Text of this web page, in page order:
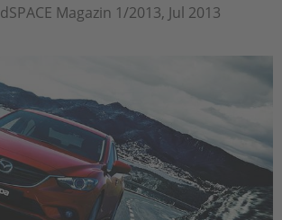
dSPACE Magazin 1/2013, Jul 2013